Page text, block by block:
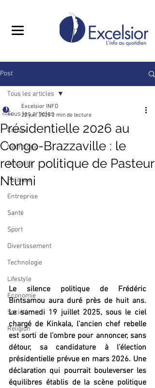
Post
Tous les articles
Culture
Nécrologie
Actualité
Politique
Entreprise
Santé
Sport
Divertissement
Technologie
Lifestyle
Economie
Société
Religion
Tous les articles
Présidentielle 2026 au
Congo-Brazzaville : le
retour politique de Pasteur
Ntumi
Excelsior INFO
22 juil. 2025 2 min de lecture
Le silence politique de Frédéric
Bintsamou aura duré près de huit ans.
Le samedi 19 juillet 2025, sous le ciel
chargé de Kinkala, l’ancien chef rebelle
est sorti de l’ombre pour annoncer, sans
détour, sa candidature à l’élection
présidentielle prévue en mars 2026. Une
déclaration qui pourrait bouleverser les
équilibres établis de la scène politique